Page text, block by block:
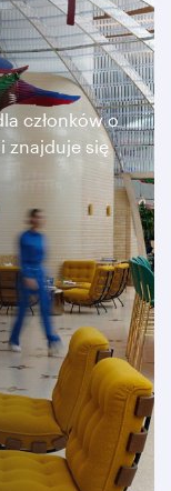
członków o
znajduje się